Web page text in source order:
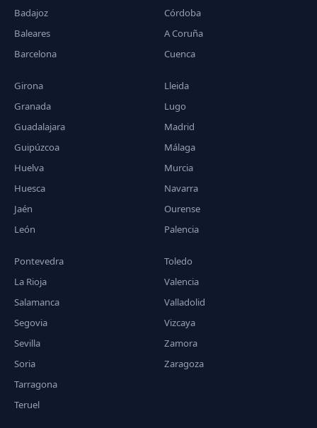
Badajoz
Baleares
Barcelona
Córdoba
A Coruña
Cuenca
Girona
Granada
Guadalajara
Guipúzcoa
Huelva
Huesca
Jaén
León
Lleida
Lugo
Madrid
Málaga
Murcia
Navarra
Ourense
Palencia
Pontevedra
La Rioja
Salamanca
Segovia
Sevilla
Soria
Tarragona
Teruel
Toledo
Valencia
Valladolid
Vizcaya
Zamora
Zaragoza